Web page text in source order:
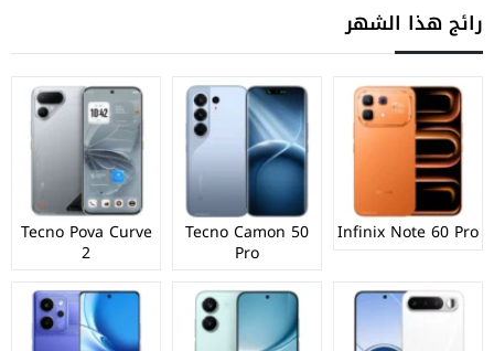
رائج هذا الشهر
Infinix Note 60 Pro
Tecno Camon 50
Pro
Tecno Pova Curve
2